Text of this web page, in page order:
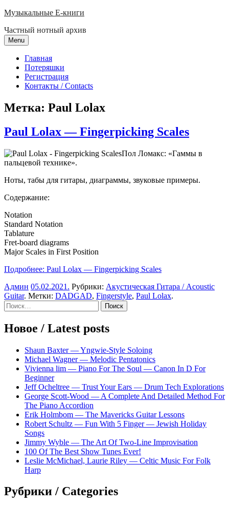
Skip
content
Музыкальные E-книги
Частный нотный архив
Menu
Главная
Потеряшки
Регистрация
Контакты / Contacts
Метка: Paul Lolax
Paul Lolax — Fingerpicking Scales
Пол Ломакс: «Гаммы в
пальцевой технике».
Ноты, табы для гитары, диаграммы, звуковые примеры.
Содержание:
Notation
Standard Notation
Tablature
Fret-board diagrams
Major Scales in First Position
Подробнее: Paul Lolax — Fingerpicking Scales
Админ 05.02.2021 . Рубрики: Акустическая Гитара / Acoustic
Guitar. Метки: DADGAD, Fingerstyle, Paul Lolax.
Sidebar
Найти:
Новое / Latest posts
Shaun Baxter — Yngwie-Style Soloing
Michael Wagner — Melodic Pentatonics
Vivienna lim — Piano For The Soul — Canon In D For
Beginner
Jeff Ocheltree — Trust Your Ears — Drum Tech Explorations
George Scott-Wood — A Complete And Detailed Method For
The Piano Accordion
Erik Holmbom — The Mavericks Guitar Lessons
Robert Schultz — Fun With 5 Finger — Jewish Holiday
Songs
Jimmy Wyble — The Art Of Two-Line Improvisation
100 Of The Best Show Tunes Ever!
Leslie McMichael, Laurie Riley — Celtic Music For Folk
Harp
Рубрики / Categories